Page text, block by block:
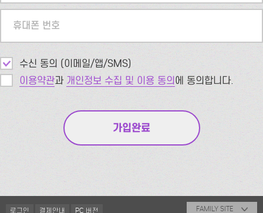
휴대폰 번호
수신 동의 (이메일/앱/SMS)
이용약관과 개인정보 수집 및 이용 동의에 동의합니다.
로그인 결제안내 PC 버전 FAMILY SITE